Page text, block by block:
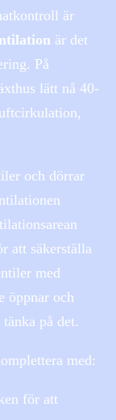
är
är det
På
lätt nå 40-
och dörrar
att säkerställa
med
öppnar och
på det.
med:
för att